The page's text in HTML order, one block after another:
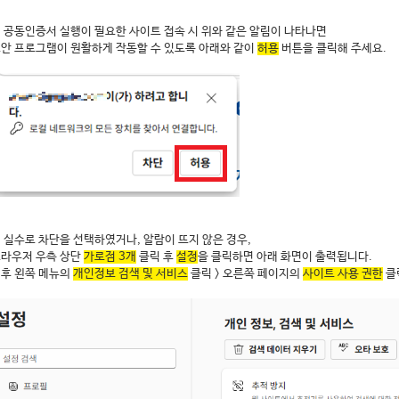
동인증서 실행이 필요한 사이트 접속 시 위와 같은 알림이 나타나면
프로그램이 원활하게 작동할 수 있도록 아래와 같이 허용 버튼을 클릭해 주세요.
실수로 차단을 선택하였거나, 알람이 뜨지 않은 경우,
우저 우측 상단가로점 3개 클릭 후 설정을 클릭하면 아래 화면이 출력됩니다.
왼쪽 메뉴의 개인정보 검색 및 서비스 클릭 > 오른쪽 페이지의 사이트 사용 권한 클